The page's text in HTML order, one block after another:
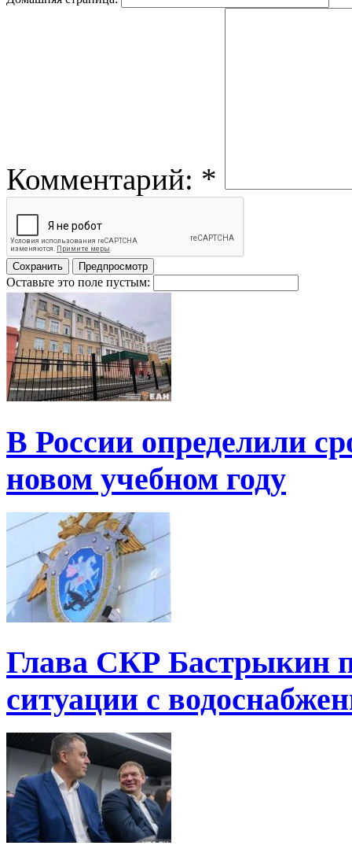
Комментарий: *
Оставьте это поле пустым:
В России определили
новом учебном году
Глава СКР Бастрыкин
ситуации с